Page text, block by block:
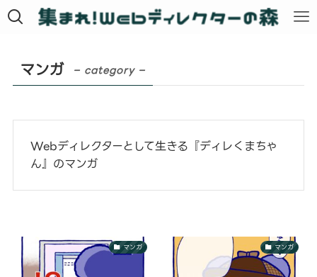
マンガ – category –
Webディレクターとして生きる『ディレくまちゃ
ん』のマンガ
マンガ マンガ